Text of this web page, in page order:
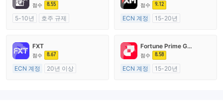
점수 8.55
5-10년
호주 규제
마스터 레이블 MT4
점수 9.12
ECN 계정
15-20년
외환 거래 라이선스 (MM)
마스터 레이블 MT4
FXT
점수 8.67
ECN 계정
20년 이상
Fortune Prime Global
점수 8.58
ECN 계정
15-20년